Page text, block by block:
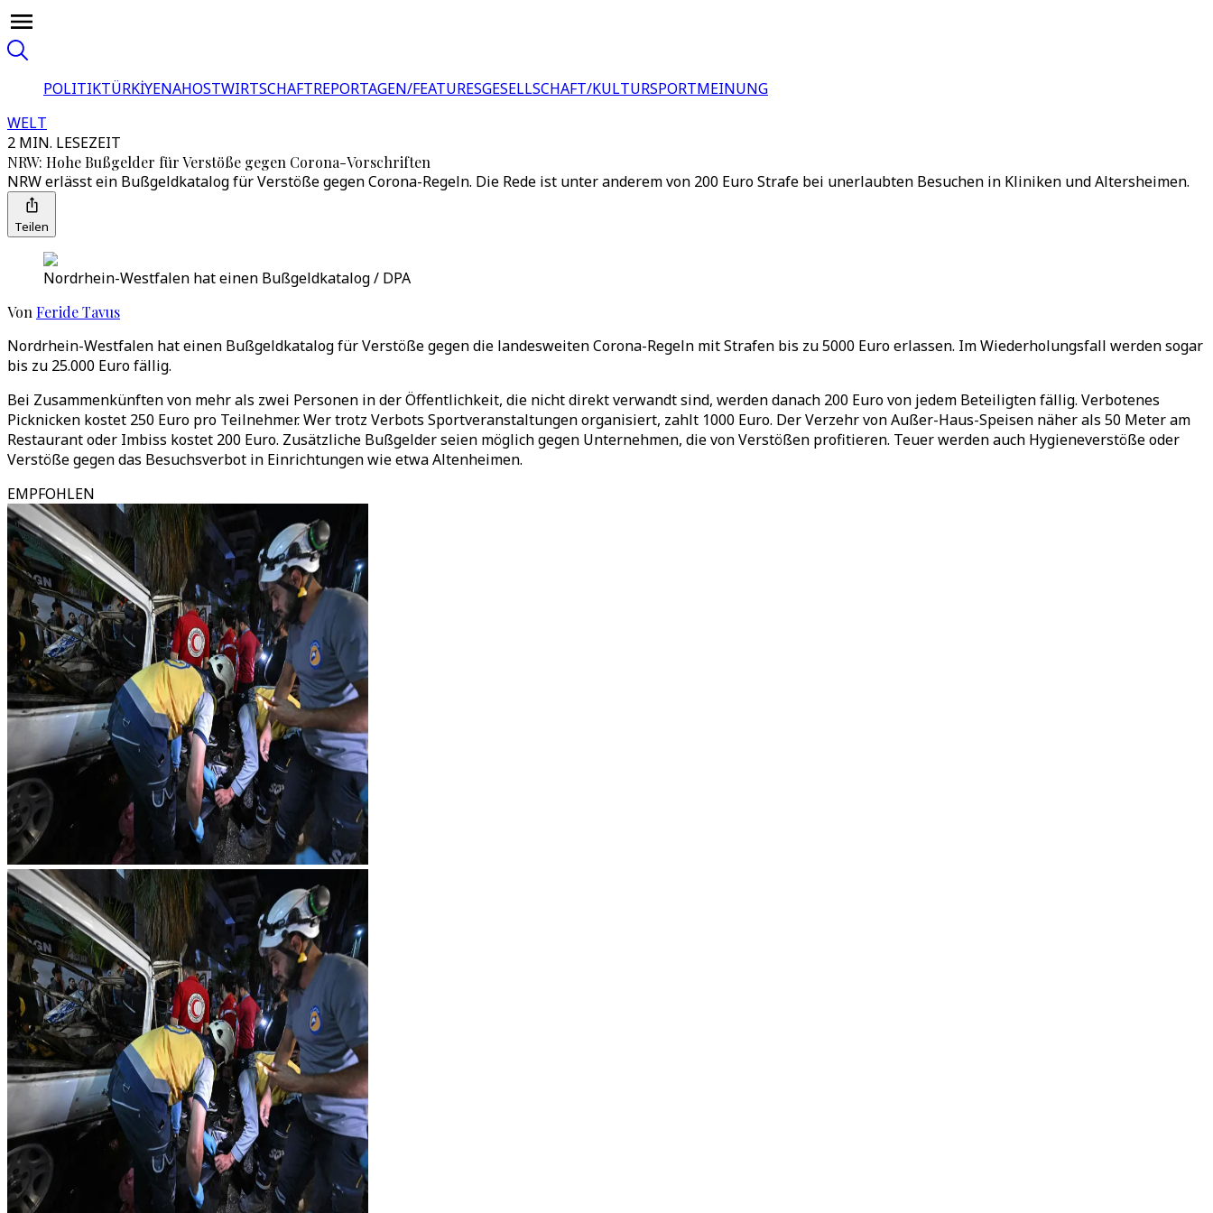
POLITIKTÜRKİYENAHOSTWIRTSCHAFTREPORTAGEN/FEATURESGESELLSCHAFT/KULTURSPORTMEINUNG
WELT
2 MIN. LESEZEIT
NRW: Hohe Bußgelder für Verstöße gegen Corona-Vorschriften
NRW erlässt ein Bußgeldkatalog für Verstöße gegen Corona-Regeln. Die Rede ist unter anderem von 200 Euro Strafe bei unerlaubten Besuchen in Kliniken und Altersheimen.
Teilen
Nordrhein-Westfalen hat einen Bußgeldkatalog / DPA
Von Feride Tavus
Nordrhein-Westfalen hat einen Bußgeldkatalog für Verstöße gegen die landesweiten Corona-Regeln mit Strafen bis zu 5000 Euro erlassen. Im Wiederholungsfall werden sogar
bis zu 25.000 Euro fällig.
Bei Zusammenkünften von mehr als zwei Personen in der Öffentlichkeit, die nicht direkt verwandt sind, werden danach 200 Euro von jedem Beteiligten fällig. Verbotenes
Picknicken kostet 250 Euro pro Teilnehmer. Wer trotz Verbots Sportveranstaltungen organisiert, zahlt 1000 Euro. Der Verzehr von Außer-Haus-Speisen näher als 50 Meter am
Restaurant oder Imbiss kostet 200 Euro. Zusätzliche Bußgelder seien möglich gegen Unternehmen, die von Verstößen profitieren. Teuer werden auch Hygieneverstöße oder
Verstöße gegen das Besuchsverbot in Einrichtungen wie etwa Altenheimen.
EMPFOHLEN